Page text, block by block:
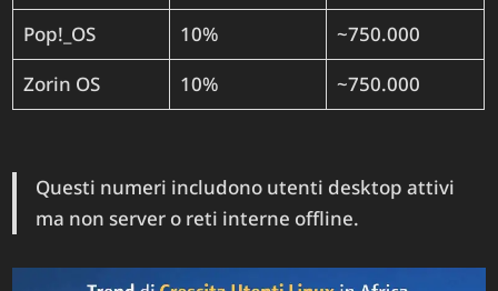
Pop!_OS
10%
~750.000
Zorin OS
10% ~750.000
Questi numeri includono utenti desktop attivi
ma non server o reti interne offline.